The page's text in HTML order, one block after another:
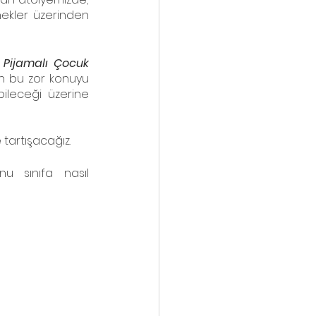
üzerinden
Çocuk
bu zor konuyu
üzerine
sınıfa nasıl